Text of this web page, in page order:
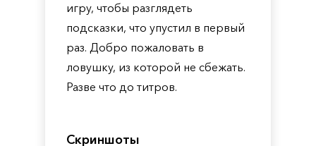
игру, чтобы разглядеть
подсказки, что упустил в первый
раз. Добро пожаловать в
ловушку, из которой не сбежать.
Разве что до титров.
Скриншоты